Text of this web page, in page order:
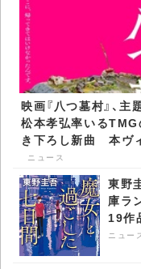
映画『八つ墓村』、主
松本孝弘率いるTMG
き下ろし新曲 本ヴ
ュアル＆予告も公開 -
CDJournal ニュース
ニュース
東野
庫ラ
19作
ニュー